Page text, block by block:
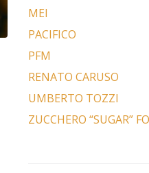
MEI
PACIFICO
PFM
RENATO CARUSO
UMBERTO TOZZI
ZUCCHERO “SUGAR”